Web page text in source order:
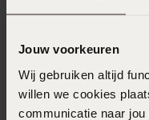
Jouw voorkeuren
Wij gebruiken altijd
willen we cookies
communicatie naar
Ook leuk